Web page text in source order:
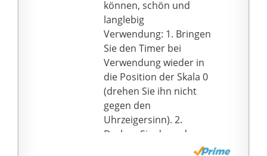
können, schön und
langlebig
Verwendung: 1. Bringen
Sie den Timer bei
Verwendung wieder in
die Position der Skala 0
(drehen Sie ihn nicht
gegen den
Uhrzeigersinn). 2.
Drehen Sie dann den
Großbuchstaben im